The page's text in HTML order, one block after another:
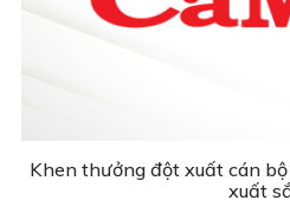
Khen thưởng đột xuất cán
xuất